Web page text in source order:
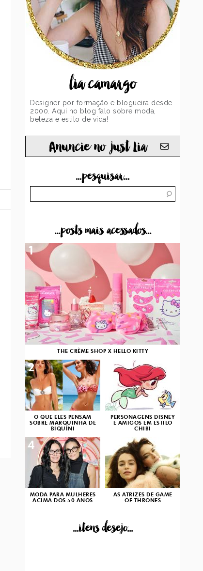
lia camargo
Designer por formação e blogueira desde
2000. Aqui no blog falo sobre moda,
beleza e estilo de vida!
Anuncie no just Lia
...pesquisar...
...posts mais acessados...
THE CRÈME SHOP X HELLO KITTY
1
O QUE ELES PENSAM
SOBRE MARQUINHA DE
BIQUÍNI
2
PERSONAGENS DISNEY
E AMIGOS EM ESTILO
CHIBI
3
MODA PARA MULHERES
ACIMA DOS 50 ANOS
4
AS ATRIZES DE GAME
OF THRONES
...itens desejo...